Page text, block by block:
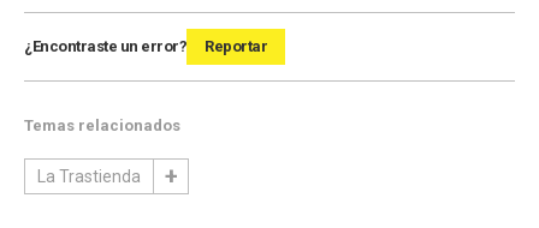
¿Encontraste un error? Reportar
Temas relacionados
La Trastienda